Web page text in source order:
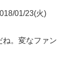
01/23(火)
ね。変なファン